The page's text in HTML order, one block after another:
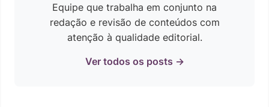
Equipe que trabalha em conjunto na
redação e revisão de conteúdos com
atenção à qualidade editorial.
Ver todos os posts →